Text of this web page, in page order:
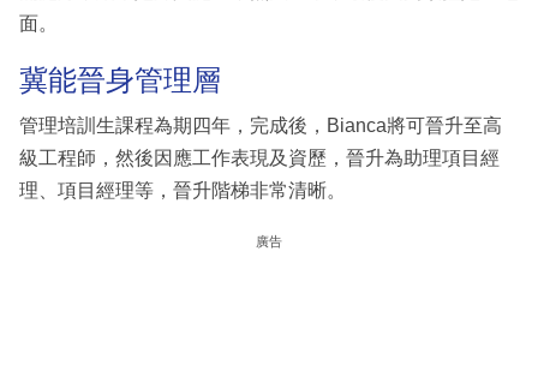
面。
冀能晉身管理層
管理培訓生課程為期四年，完成後，Bianca將可晉升至高
級工程師，然後因應工作表現及資歷，晉升為助理項目經
理、項目經理等，晉升階梯非常清晰。
廣告